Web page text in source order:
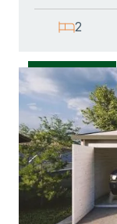
2
Garagens